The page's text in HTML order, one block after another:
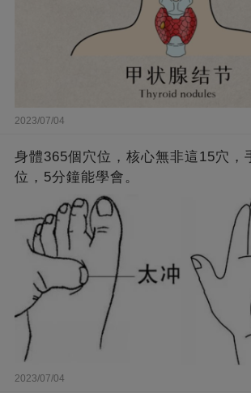
2023/07/04
身體365個穴位，核心無非這15穴，
位，5分鐘能學會。
2023/07/04